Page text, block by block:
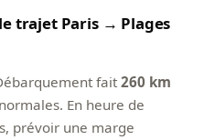
trajet Paris → Plages
fait 260 km
En heure de
prévoir une marge